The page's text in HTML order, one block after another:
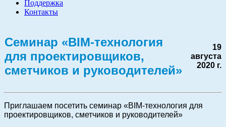
Поддержка
Контакты
Cеминар «BIM-технология
для проектировщиков,
сметчиков и руководителей»
19
августа
2020 г.
Приглашаем посетить семинар «BIM-технология для
проектировщиков, сметчиков и руководителей»